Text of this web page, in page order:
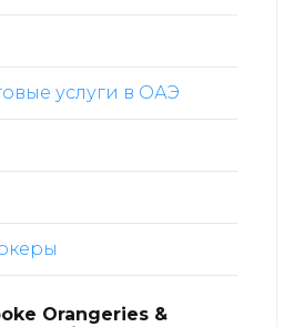
услуги в ОАЭ
Orangeries &